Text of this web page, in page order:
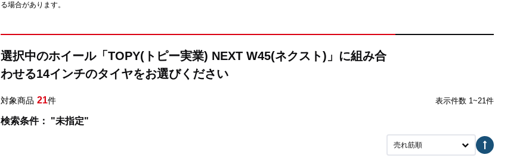
る場合があります。
選択中のホイール「TOPY(トピー実業) NEXT W45(ネクスト)」に組み合
わせる14インチのタイヤをお選びください
対象商品 21件 表示件数 1~21件
検索条件： "未指定"
売れ筋順